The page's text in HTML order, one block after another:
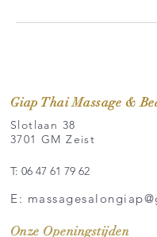
Giap Thai Massage &
Slotlaan 38
3701 GM Zeist
T: 06 47 61 79 62
E:
Onze Openingstijden